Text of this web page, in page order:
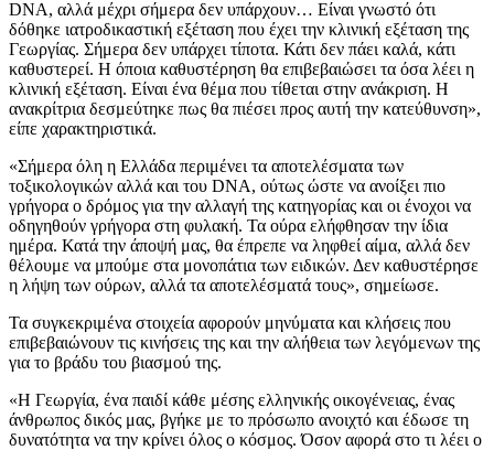
DNA, αλλά μέχρι σήμερα δεν υπάρχουν… Είναι γνωστό ότι
δόθηκε ιατροδικαστική εξέταση που έχει την κλινική εξέταση της
Γεωργίας. Σήμερα δεν υπάρχει τίποτα. Κάτι δεν πάει καλά, κάτι
καθυστερεί. Η όποια καθυστέρηση θα επιβεβαιώσει τα όσα λέει η
κλινική εξέταση. Είναι ένα θέμα που τίθεται στην ανάκριση. Η
ανακρίτρια δεσμεύτηκε πως θα πιέσει προς αυτή την κατεύθυνση»,
είπε χαρακτηριστικά.
«Σήμερα όλη η Ελλάδα περιμένει τα αποτελέσματα των
τοξικολογικών αλλά και του DNA, ούτως ώστε να ανοίξει πιο
γρήγορα ο δρόμος για την αλλαγή της κατηγορίας και οι ένοχοι να
οδηγηθούν γρήγορα στη φυλακή. Τα ούρα ελήφθησαν την ίδια
ημέρα. Κατά την άποψή μας, θα έπρεπε να ληφθεί αίμα, αλλά δεν
θέλουμε να μπούμε στα μονοπάτια των ειδικών. Δεν καθυστέρησε
η λήψη των ούρων, αλλά τα αποτελέσματά τους», σημείωσε.
Τα συγκεκριμένα στοιχεία αφορούν μηνύματα και κλήσεις που
επιβεβαιώνουν τις κινήσεις της και την αλήθεια των λεγόμενων της
για το βράδυ του βιασμού της.
«Η Γεωργία, ένα παιδί κάθε μέσης ελληνικής οικογένειας, ένας
άνθρωπος δικός μας, βγήκε με το πρόσωπο ανοιχτό και έδωσε τη
δυνατότητα να την κρίνει όλος ο κόσμος. Όσον αφορά στο τι λέει ο